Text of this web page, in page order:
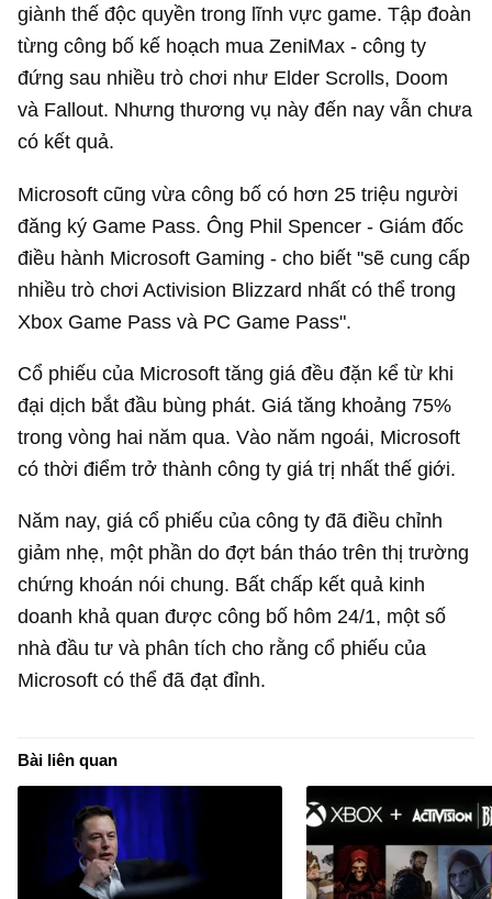
giành thế độc quyền trong lĩnh vực game. Tập đoàn
từng công bố kế hoạch mua ZeniMax - công ty
đứng sau nhiều trò chơi như Elder Scrolls, Doom
và Fallout. Nhưng thương vụ này đến nay vẫn chưa
có kết quả.
Microsoft cũng vừa công bố có hơn 25 triệu người
đăng ký Game Pass. Ông Phil Spencer - Giám đốc
điều hành Microsoft Gaming - cho biết "sẽ cung cấp
nhiều trò chơi Activision Blizzard nhất có thể trong
Xbox Game Pass và PC Game Pass".
Cổ phiếu của Microsoft tăng giá đều đặn kể từ khi
đại dịch bắt đầu bùng phát. Giá tăng khoảng 75%
trong vòng hai năm qua. Vào năm ngoái, Microsoft
có thời điểm trở thành công ty giá trị nhất thế giới.
Năm nay, giá cổ phiếu của công ty đã điều chỉnh
giảm nhẹ, một phần do đợt bán tháo trên thị trường
chứng khoán nói chung. Bất chấp kết quả kinh
doanh khả quan được công bố hôm 24/1, một số
nhà đầu tư và phân tích cho rằng cổ phiếu của
Microsoft có thể đã đạt đỉnh.
Bài liên quan